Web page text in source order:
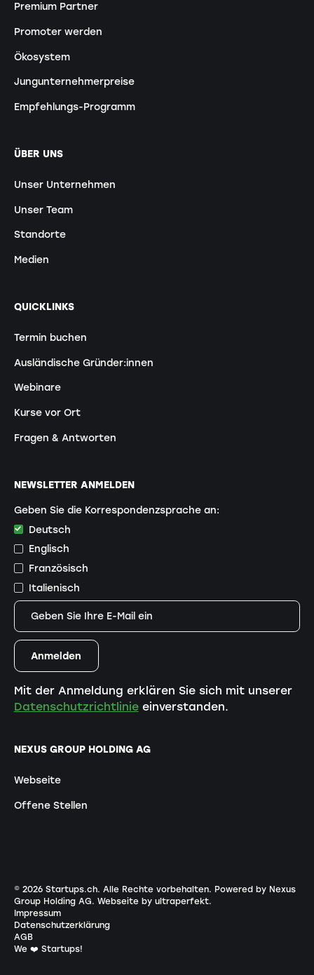
Premium Partner
Promoter werden
Ökosystem
Jungunternehmerpreise
Empfehlungs-Programm
ÜBER UNS
Unser Unternehmen
Unser Team
Standorte
Medien
QUICKLINKS
Termin buchen
Ausländische Gründer:innen
Webinare
Kurse vor Ort
Fragen & Antworten
NEXUS GROUP HOLDING AG
Webseite
Offene Stellen
NEWSLETTER ANMELDEN
Geben Sie die Korrespondenzsprache an:
Deutsch
Englisch
Französisch
Italienisch
Mit der Anmeldung erklären Sie sich mit unserer
Datenschutzrichtlinieeinverstanden.
© 2026Startups.ch. Alle Rechte vorbehalten. Powered by Nexus
Group Holding AG. Webseite by ultraperfekt.
Impressum
Datenschutzerklärung
AGB
We ❤️ Startups!